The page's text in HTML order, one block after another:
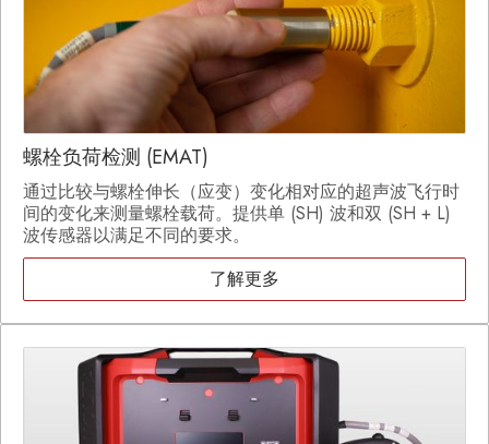
螺栓负荷检测 (EMAT)
通过比较与螺栓伸长（应变）变化相对应的超声波飞行时
间的变化来测量螺栓载荷。提供单 (SH) 波和双 (SH + L)
波传感器以满足不同的要求。
了解更多